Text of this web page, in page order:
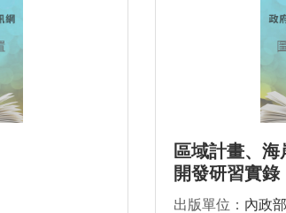
區域計畫、
開發研習實錄
出版單位： 內政